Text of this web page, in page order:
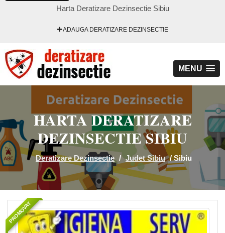
Harta Deratizare Dezinsectie Sibiu
ADAUGA DERATIZARE DEZINSECTIE
MENU
HARTA DERATIZARE
DEZINSECTIE SIBIU
Deratizare Dezinsectie / Judet Sibiu / Sibiu
PROMOVAT